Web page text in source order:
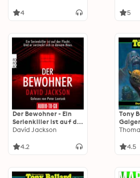
4 5
Der Bewohner - Ein
Serienkiller ist auf der
Flucht. Und er
deinem Haus.
David Jackson
4.2
Tony
4.5